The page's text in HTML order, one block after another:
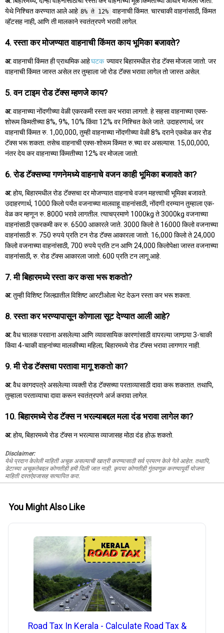
येथे निश्चित करण्यात आले आहे 8% ते 12% वाहनाची किंमत. चारचाकी वाहनांसाठी, किंमत
व्हॅटसह नाही, आणि ती मालकाने स्वतंत्रपणे भरावी लागेल.
4. रस्ता कर मोजण्यात वाहनाची किंमत काय भूमिका बजावते?
अ:वाहनाची किंमत ही प्राथमिक आहेघटक ज्यावर बिहारमधील रोड टॅक्स मोजला जातो. जर
वाहनाची किंमत जास्त असेल तर तुम्हाला जो रोड टॅक्स भरावा लागेल तो जास्त असेल.
5. वन टाइम रोड टॅक्स म्हणजे काय?
अ:वाहनाच्या नोंदणीच्या वेळी एकरकमी रस्ता कर भरावा लागतो. हे सहसा वाहनाच्या एक्स-
शोरूम किमतीच्या 8%, 9%, 10% किंवा 12% वर निश्चित केले जाते. उदाहरणार्थ, जर
वाहनाची किंमत रु. 1,00,000, तुम्ही वाहनाच्या नोंदणीच्या वेळी 8% दराने एकवेळ कर रोड
टॅक्स भरू शकता. तसेच वाहनाची एक्स-शोरूम किंमत रु.च्या वर असल्यास. 15,00,000,
नंतर देय कर वाहनाच्या किंमतीच्या 12% वर मोजला जातो.
6. रोड टॅक्सच्या गणनेमध्ये वाहनाचे वजन काही भूमिका बजावते का?
अ:होय, बिहारमधील रोड टॅक्सचा दर मोजण्यात वाहनाचे वजन महत्त्वाची भूमिका बजावते.
उदाहरणार्थ, 1000 किलो पर्यंत वजनाच्या मालवाहू वाहनांसाठी, नोंदणी दरम्यान तुम्हाला एक-
वेळ कर म्हणून रु. 8000 भरावे लागतील. त्याचप्रमाणे 1000kg ते 3000kg वजनाच्या
वाहनांसाठी एकरकमी कर रु. 6500 आकारले जाते. 3000 किलो ते 16000 किलो वजनाच्या
वाहनांसाठी रु. 750 रुपये प्रति टन रोड टॅक्स आकारला जातो. 16,000 किलो ते 24,000
किलो वजनाच्या वाहनांसाठी, 700 रुपये प्रति टन आणि 24,000 किलोपेक्षा जास्त वजनाच्या
वाहनांसाठी, रु. रोड टॅक्स आकारला जातो. 600 प्रति टन लागू आहे.
7. मी बिहारमध्ये रस्ता कर कसा भरू शकतो?
अ:तुम्ही विशिष्ट जिल्ह्यातील विशिष्ट आरटीओला भेट देऊन रस्ता कर भरू शकता.
8. रस्ता कर भरण्यापासून कोणाला सूट देण्यात आली आहे?
अ:वैध चालक परवाना असलेल्या आणि व्यावसायिक कारणांसाठी वापरल्या जाणार्‍या 3-चाकी
किंवा 4-चाकी वाहनांच्या मालकीच्या महिला; बिहारमध्ये रोड टॅक्स भरावा लागणार नाही.
9. मी रोड टॅक्सचा परतावा मागू शकतो का?
अ:वैध कागदपत्रे असलेल्या व्यक्ती रोड टॅक्सच्या परताव्यासाठी दावा करू शकतात. तथापि,
तुम्हाला परताव्याचा दावा करून स्वतंत्रपणे अर्ज करावा लागेल.
10. बिहारमध्ये रोड टॅक्स न भरल्याबद्दल मला दंड भरावा लागेल का?
अ:होय, बिहारमध्ये रोड टॅक्स न भरल्यास व्याजासह मोठा दंड होऊ शकतो.
Disclaimer:
येथे प्रदान केलेली माहिती अचूक असल्याची खात्री करण्यासाठी सर्व प्रयत्न केले गेले आहेत. तथापि,
डेटाच्या अचूकतेबद्दल कोणतीही हमी दिली जात नाही. कृपया कोणतीही गुंतवणूक करण्यापूर्वी योजना
माहिती दस्तऐवजासह सत्यापित करा.
You Might Also Like
Road Tax In Kerala - Calculate Road Tax &